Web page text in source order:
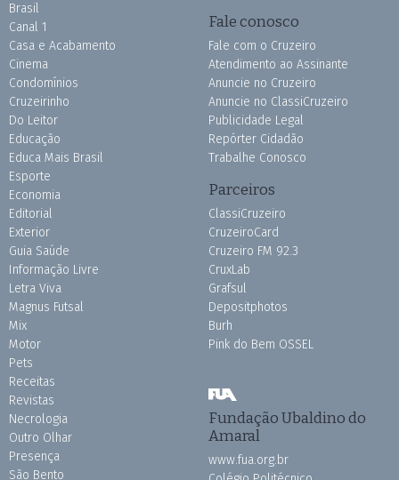
Brasil
Canal 1
Casa e Acabamento
Cinema
Condomínios
Cruzeirinho
Do Leitor
Educação
Educa Mais Brasil
Esporte
Economia
Editorial
Exterior
Guia Saúde
Informação Livre
Letra Viva
Magnus Futsal
Mix
Motor
Pets
Receitas
Revistas
Necrologia
Outro Olhar
Presença
São Bento
Fale conosco
Fale com o Cruzeiro
Atendimento ao Assinante
Anuncie no Cruzeiro
Anuncie no ClassiCruzeiro
Publicidade Legal
Repórter Cidadão
Trabalhe Conosco
Parceiros
ClassiCruzeiro
CruzeiroCard
Cruzeiro FM 92.3
CruxLab
Grafsul
Depositphotos
Burh
Pink do Bem OSSEL
Fundação Ubaldino do
Amaral
www.fua.org.br